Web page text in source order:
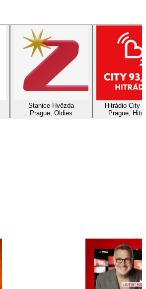
Stanice Hvězda
Prague, Oldies
Hitrádio City
Prague,